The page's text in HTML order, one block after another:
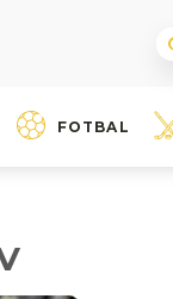
FOTBAL